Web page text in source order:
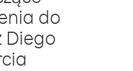
do
Diego